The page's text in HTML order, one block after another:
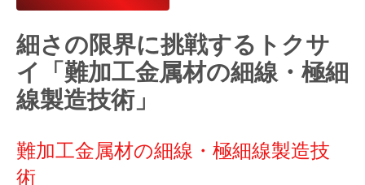
細さの限界に挑戦するトクサ
イ「難加工金属材の細線・極細
線製造技術」
難加工金属材の細線・極細線製造技
術